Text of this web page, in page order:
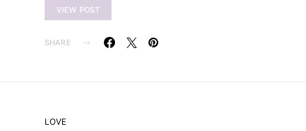
VIEW POST
SHARE
LOVE